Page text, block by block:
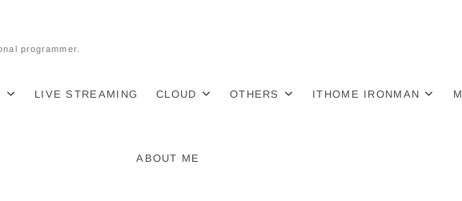
programmer.
LIVE STREAMING CLOUD OTHERS ITHOME IRONMAN
ABOUT ME